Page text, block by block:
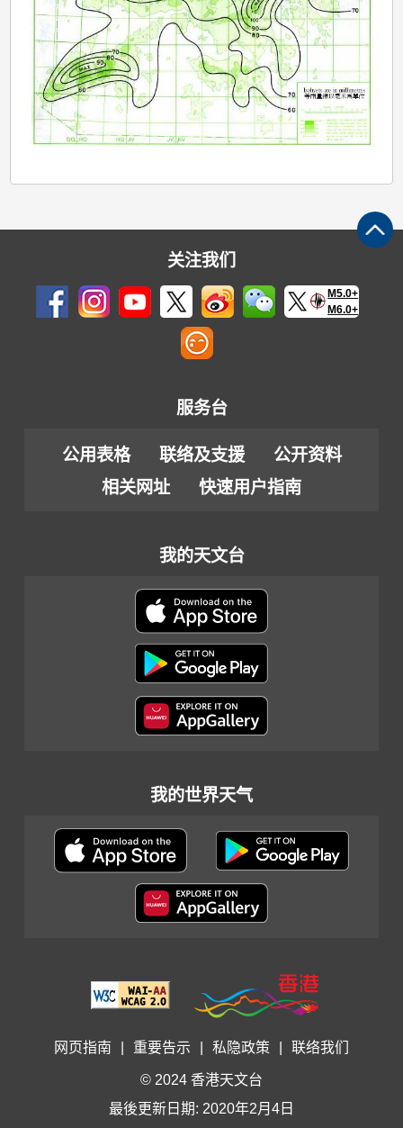
关注我们
M5.0+
M6.0+
服务台
公用表格 联络及支援
公开资料
相关网址
快速用户指南
我的天文台
我的世界天气
网页指南 重要告示 私隐政策 联络我们
© 2024 香港天文台
最後更新日期: 2020年2月4日